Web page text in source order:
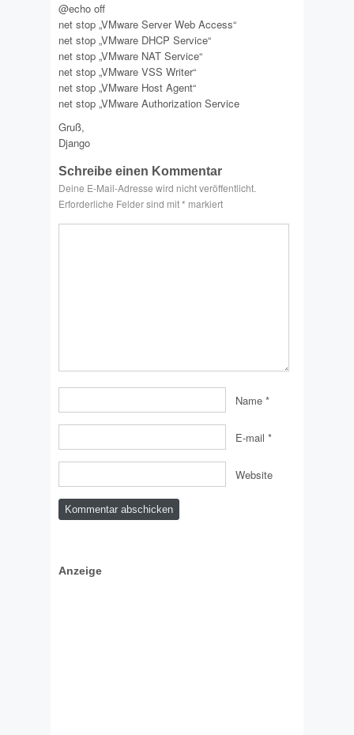
@echo off
net stop „VMware Server Web Access“
net stop „VMware DHCP Service“
net stop „VMware NAT Service“
net stop „VMware VSS Writer“
net stop „VMware Host Agent“
net stop „VMware Authorization Service
Gruß,
Django
Schreibe einen Kommentar
Deine E-Mail-Adresse wird nicht veröffentlicht.
Erforderliche Felder sind mit* markiert
Name *
E-mail *
Website
Anzeige